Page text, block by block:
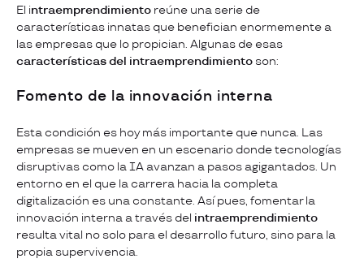
El intraemprendimiento reúne una serie de
características innatas que benefician enormemente a
las empresas que lo propician. Algunas de esas
características del intraemprendimiento son:
Fomento de la innovación interna
Esta condición es hoy más importante que nunca. Las
empresas se mueven en un escenario donde tecnologías
disruptivas como la IA avanzan a pasos agigantados. Un
entorno en el que la carrera hacia la completa
digitalización es una constante. Así pues, fomentar la
innovación interna a través del intraemprendimiento
resulta vital no solo para el desarrollo futuro, sino para la
propia supervivencia.